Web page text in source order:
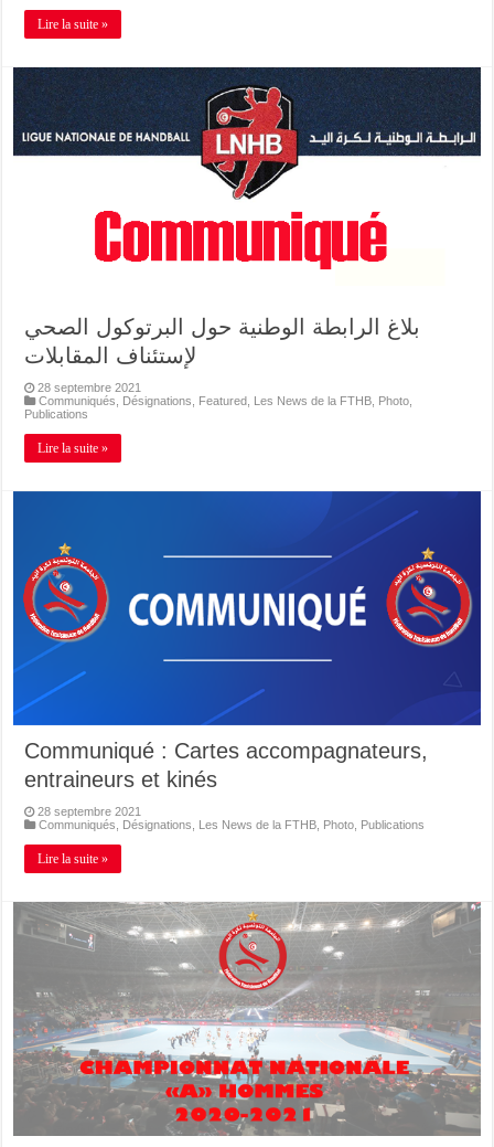
Lire la suite »
بلاغ الرابطة الوطنية حول البرتوكول الصحي
لإستئناف المقابلات
28 septembre 2021
Communiqués
Désignations Featured Les News de la FTHB Photo
Publications
Lire la suite »
Communiqué : Cartes accompagnateurs,
entraineurs et kinés
28 septembre 2021
Communiqués
Désignations Les News de la FTHB Photo Publications
Lire la suite »